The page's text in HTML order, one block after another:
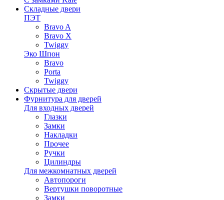
Складные двери
ПЭТ
Bravo A
Bravo X
Twiggy
Эко Шпон
Bravo
Porta
Twiggy
Скрытые двери
Фурнитура для дверей
Для входных дверей
Глазки
Замки
Накладки
Прочее
Ручки
Цилиндры
Для межкомнатных дверей
Автопороги
Вертушки поворотные
Замки